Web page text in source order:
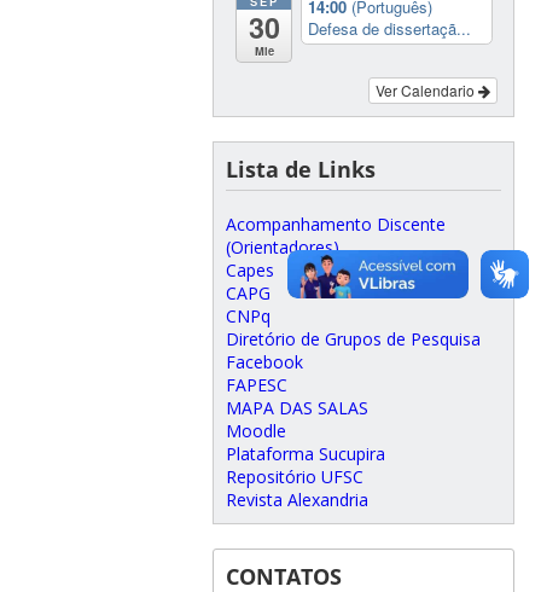
30
Mie
14:00 (Português)
Defesa de dissertaçã...
Ver Calendario
Lista de Links
Acompanhamento Discente
(Orientadores)
Capes
CAPG
CNPq
Diretório de Grupos de Pesquisa
Facebook
FAPESC
MAPA DAS SALAS
Moodle
Plataforma Sucupira
Repositório UFSC
Revista Alexandria
CONTATOS